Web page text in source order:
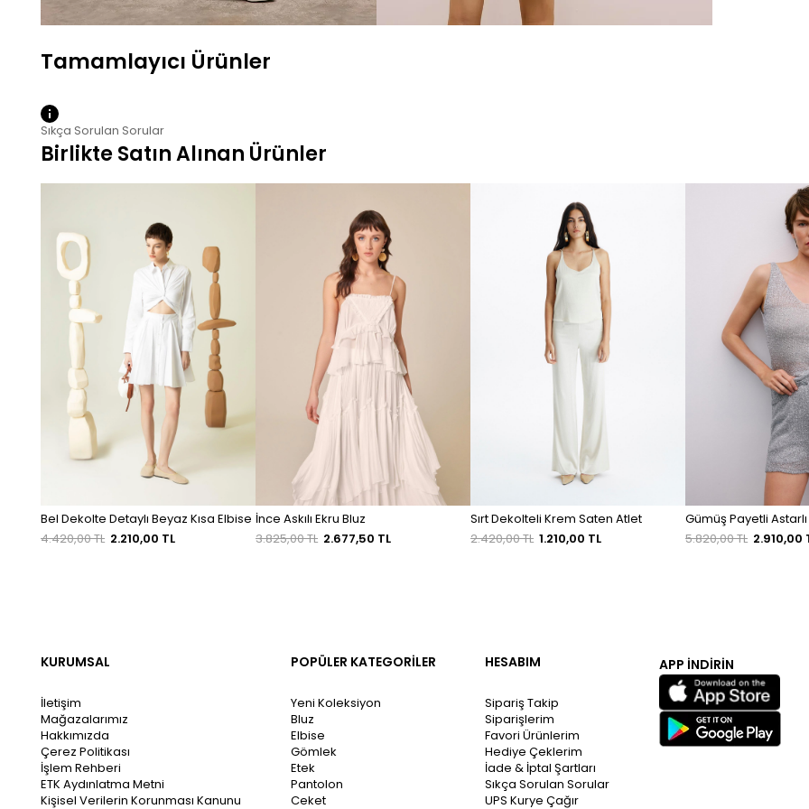
Sıkça Sorulan Sorular
Birlikte Satın Alınan Ürünler
Bel Dekolte Detaylı Beyaz Kısa Elbise
4.420,00 TL 2.210,00 TL
İnce Askılı Ekru Bluz
3.825,00 TL 2.677,50 TL
Sırt Dekolteli Krem Saten Atlet
2.420,00 TL 1.210,00 TL
Gümüş Payetli
5.820,00 TL 2.910,00
KURUMSAL
İletişim
Mağazalarımız
Hakkımızda
Çerez Politikası
İşlem Rehberi
ETK Aydınlatma Metni
Kişisel Verilerin Korunması Kanunu
POPÜLER KATEGORİLER
Yeni Koleksiyon
Bluz
Elbise
Gömlek
Etek
Pantolon
Ceket
HESABIM
Sipariş Takip
Siparişlerim
Favori Ürünlerim
Hediye Çeklerim
İade & İptal Şartları
Sıkça Sorulan Sorular
UPS Kurye Çağır
APP İNDİRİN